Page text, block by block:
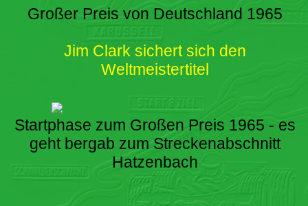
Großer Preis von Deutschland 1965
Jim Clark sichert sich den
Weltmeistertitel
Startphase zum Großen Preis 1965 - es
geht bergab zum Streckenabschnitt
Hatzenbach